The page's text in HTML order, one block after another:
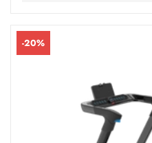
-20%